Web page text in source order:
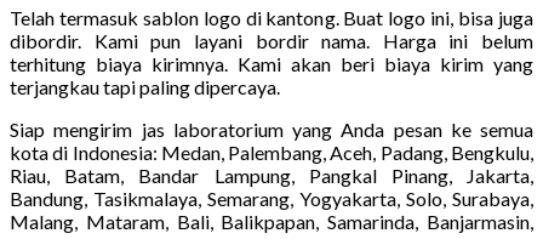
Telah termasuk sablon logo di kantong. Buat logo ini, bisa juga
dibordir. Kami pun layani bordir nama. Harga ini belum
terhitung biaya kirimnya. Kami akan beri biaya kirim yang
terjangkau tapi paling dipercaya.
Siap mengirim jas laboratorium yang Anda pesan ke semua
kota di Indonesia: Medan, Palembang, Aceh, Padang, Bengkulu,
Riau, Batam, Bandar Lampung, Pangkal Pinang, Jakarta,
Bandung, Tasikmalaya, Semarang, Yogyakarta, Solo, Surabaya,
Malang, Mataram, Bali, Balikpapan, Samarinda, Banjarmasin,